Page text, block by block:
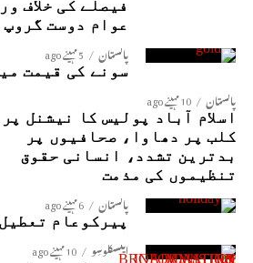
فیصلے کی خلاف
عوام دوست
پاکستان 5 مہینے ago
سونے کی قیمت
پاکستان 10 مہینے ago
اسلام آباد پولیس کا نیشنل
کلب پر دھاوا، صحافیوں پر
بدترین تشدد، انسانی حقوق
تنظیموں کی مذمت
پاکستان 6 مہینے ago
پیرکوعام
ایکسکلوسِو 10 مہینے ago